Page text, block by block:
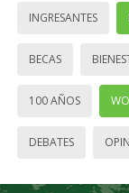
INGRESANTES
BECAS
100 AÑOS
DEBATES